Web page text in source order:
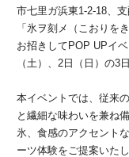
市七里ガ浜東1-2-18、
「氷ヲ刻メ（こおりを
お招きしてPOP UPイ
（土）、2日（日）の3
本イベントでは、従来
と繊細な味わいを兼ね
氷、食感のアクセント
ーツ体験をご提案いたし